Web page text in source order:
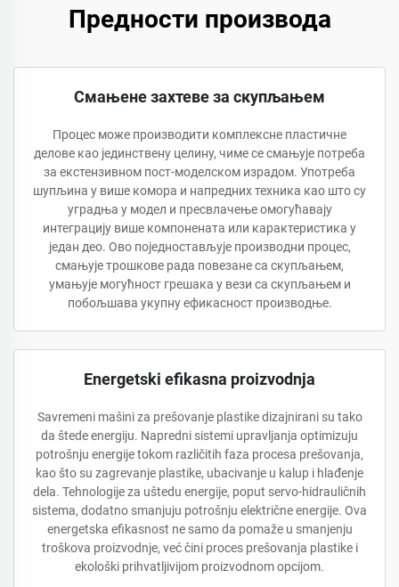
Предности производа
Смањене захтеве за скупљањем
Процес може производити комплексне пластичне
делове као јединствену целину, чиме се смањује потреба
за екстензивном пост-моделском израдом. Употреба
шупљина у више комора и напредних техника као што су
уградња у модел и пресвлачење омогућавају
интеграцију више компонената или карактеристика у
један део. Ово поједностављује производни процес,
смањује трошкове рада повезане са скупљањем,
умањује могућност грешака у вези са скупљањем и
побољшава укупну ефикасност производње.
Energetski efikasna proizvodnja
Savremeni mašini za prešovanje plastike dizajnirani su tako
da štede energiju. Napredni sistemi upravljanja optimizuju
potrošnju energije tokom različitih faza procesa prešovanja,
kao što su zagrevanje plastike, ubacivanje u kalup i hlađenje
dela. Tehnologije za uštedu energije, poput servo-hidrauličnih
sistema, dodatno smanjuju potrošnju električne energije. Ova
energetska efikasnost ne samo da pomaže u smanjenju
troškova proizvodnje, već čini proces prešovanja plastike i
ekološki prihvatljivijom proizvodnom opcijom.